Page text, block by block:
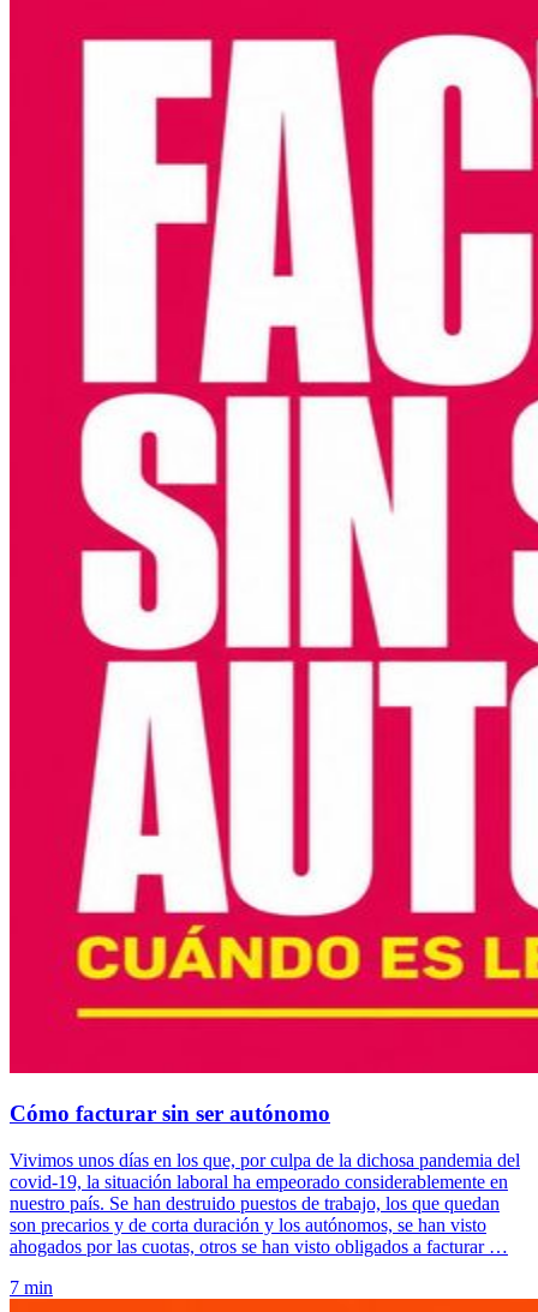
Cómo facturar sin ser autónomo
Vivimos unos días en los que, por culpa de la dichosa pandemia del
covid-19, la situación laboral ha empeorado considerablemente en
nuestro país. Se han destruido puestos de trabajo, los que quedan
son precarios y de corta duración y los autónomos, se han visto
ahogados por las cuotas, otros se han visto obligados a facturar …
7 min